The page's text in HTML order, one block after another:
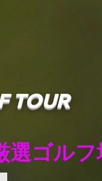
TOUR
選ゴルフ